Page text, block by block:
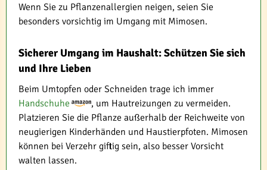
Wenn Sie zu Pflanzenallergien neigen, seien Sie
besonders vorsichtig im Umgang mit Mimosen.
Sicherer Umgang im Haushalt: Schützen Sie sich
und Ihre Lieben
Beim Umtopfen oder Schneiden trage ich immer
Handschuhe
, um Hautreizungen zu vermeiden.
Platzieren Sie die Pflanze außerhalb der Reichweite von
neugierigen Kinderhänden und Haustierpfoten. Mimosen
können bei Verzehr giftig sein, also besser Vorsicht
walten lassen.